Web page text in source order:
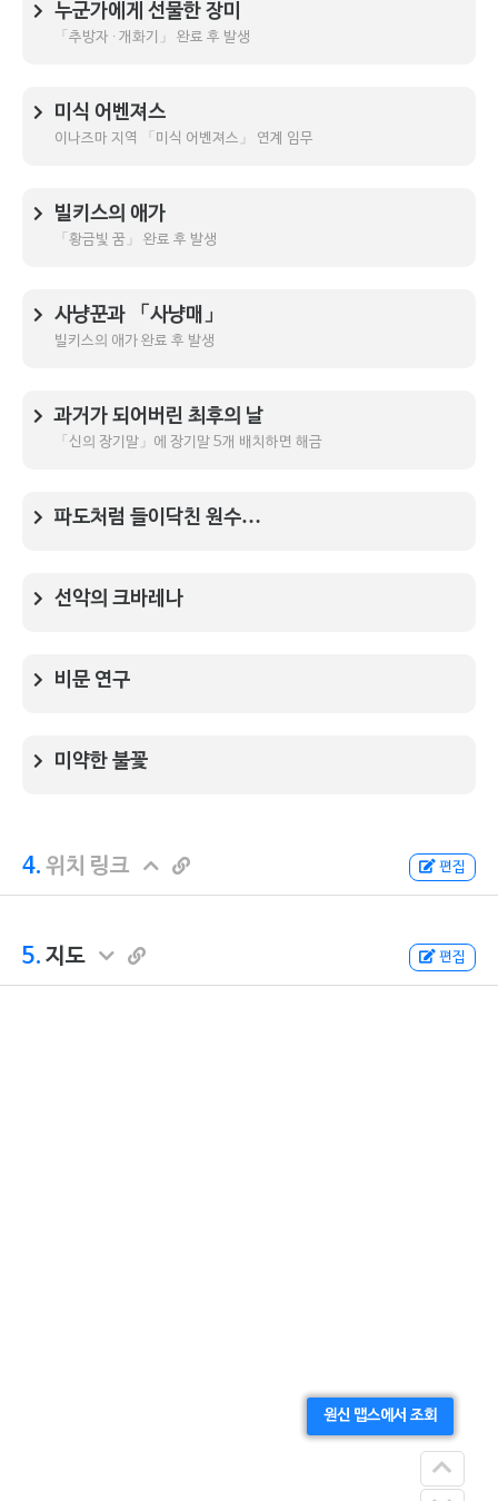
누군가에게 선물한 장미
「추방자 ∙ 개화기」 완료 후 발생
미식 어벤져스
이나즈마 지역 「미식 어벤져스」 연계 임무
빌키스의 애가
「황금빛 꿈」 완료 후 발생
사냥꾼과 「사냥매」
빌키스의 애가 완료 후 발생
과거가 되어버린 최후의 날
「신의 장기말」에 장기말 5개 배치하면 해금
파도처럼 들이닥친 원수…
선악의 크바레나
비문 연구
미약한 불꽃
4. 위치 링크 편집
5. 지도 편집
원신 맵스에서 조회